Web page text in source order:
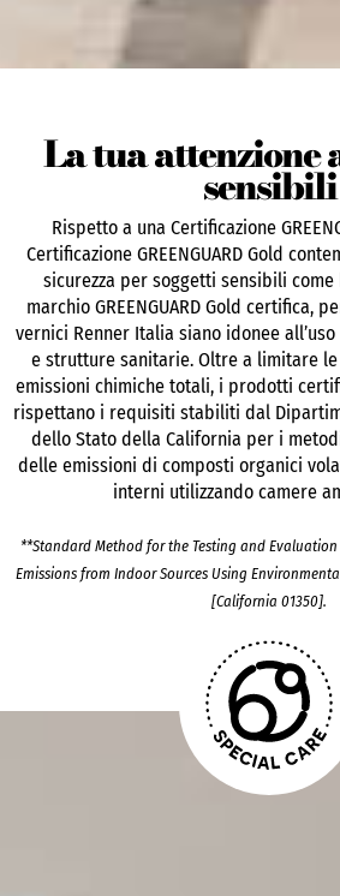
La tua attenzione
sensibili
Rispetto a una Certificazione
Certificazione GREENGUARD Gold
sicurezza per soggetti sensibili
marchio GREENGUARD Gold certifica,
vernici Renner Italia siano idonee
e strutture sanitarie. Oltre a limitare le
emissioni chimiche totali, i prodotti
rispettano i requisiti stabiliti dal
dello Stato della California per i
delle emissioni di composti organici
interni utilizzando camere
**Standard Method for the Testing and
Emissions from Indoor Sources Using
[California 01350].